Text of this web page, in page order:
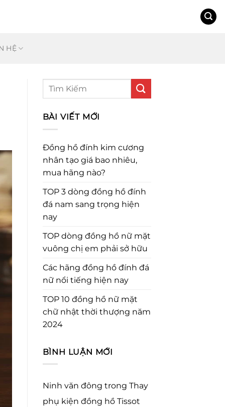
HỆ
BÀI VIẾT MỚI
Đồng hồ đính kim cương
nhân tạo giá bao nhiêu,
mua hãng nào?
TOP 3 dòng đồng hồ đính
đá nam sang trọng hiện
nay
TOP dòng đồng hồ nữ mặt
vuông chị em phải sở hữu
Các hãng đồng hồ đính đá
nữ nổi tiếng hiện nay
TOP 10 đồng hồ nữ mặt
chữ nhật thời thượng năm
2024
BÌNH LUẬN MỚI
Ninh văn đông trong Thay
phụ kiện đồng hồ Tissot